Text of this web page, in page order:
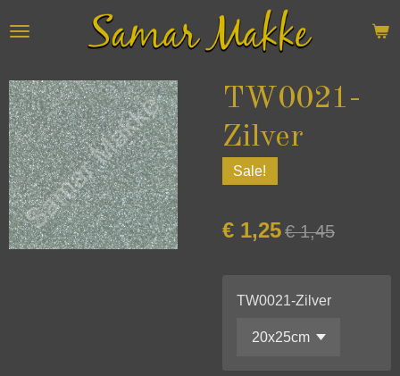
direct
de
hoofdinhoud
TW0021-
Zilver
Sale!
€ 1,25€ 1,45
TW0021-Zilver